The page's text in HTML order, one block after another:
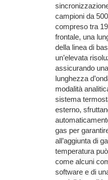
campioni da
compreso tra
frontale, una
della linea di
un’elevata
assicurando
lunghezza
modalità
sistema
esterno,
gas per
all’aggiunta di
temperatura
come alcuni
software e di